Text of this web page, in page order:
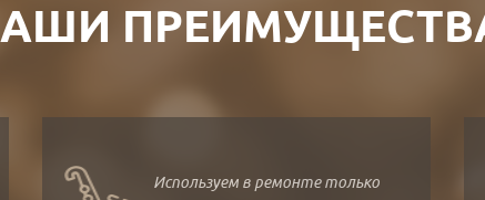
Используем в ремонте только